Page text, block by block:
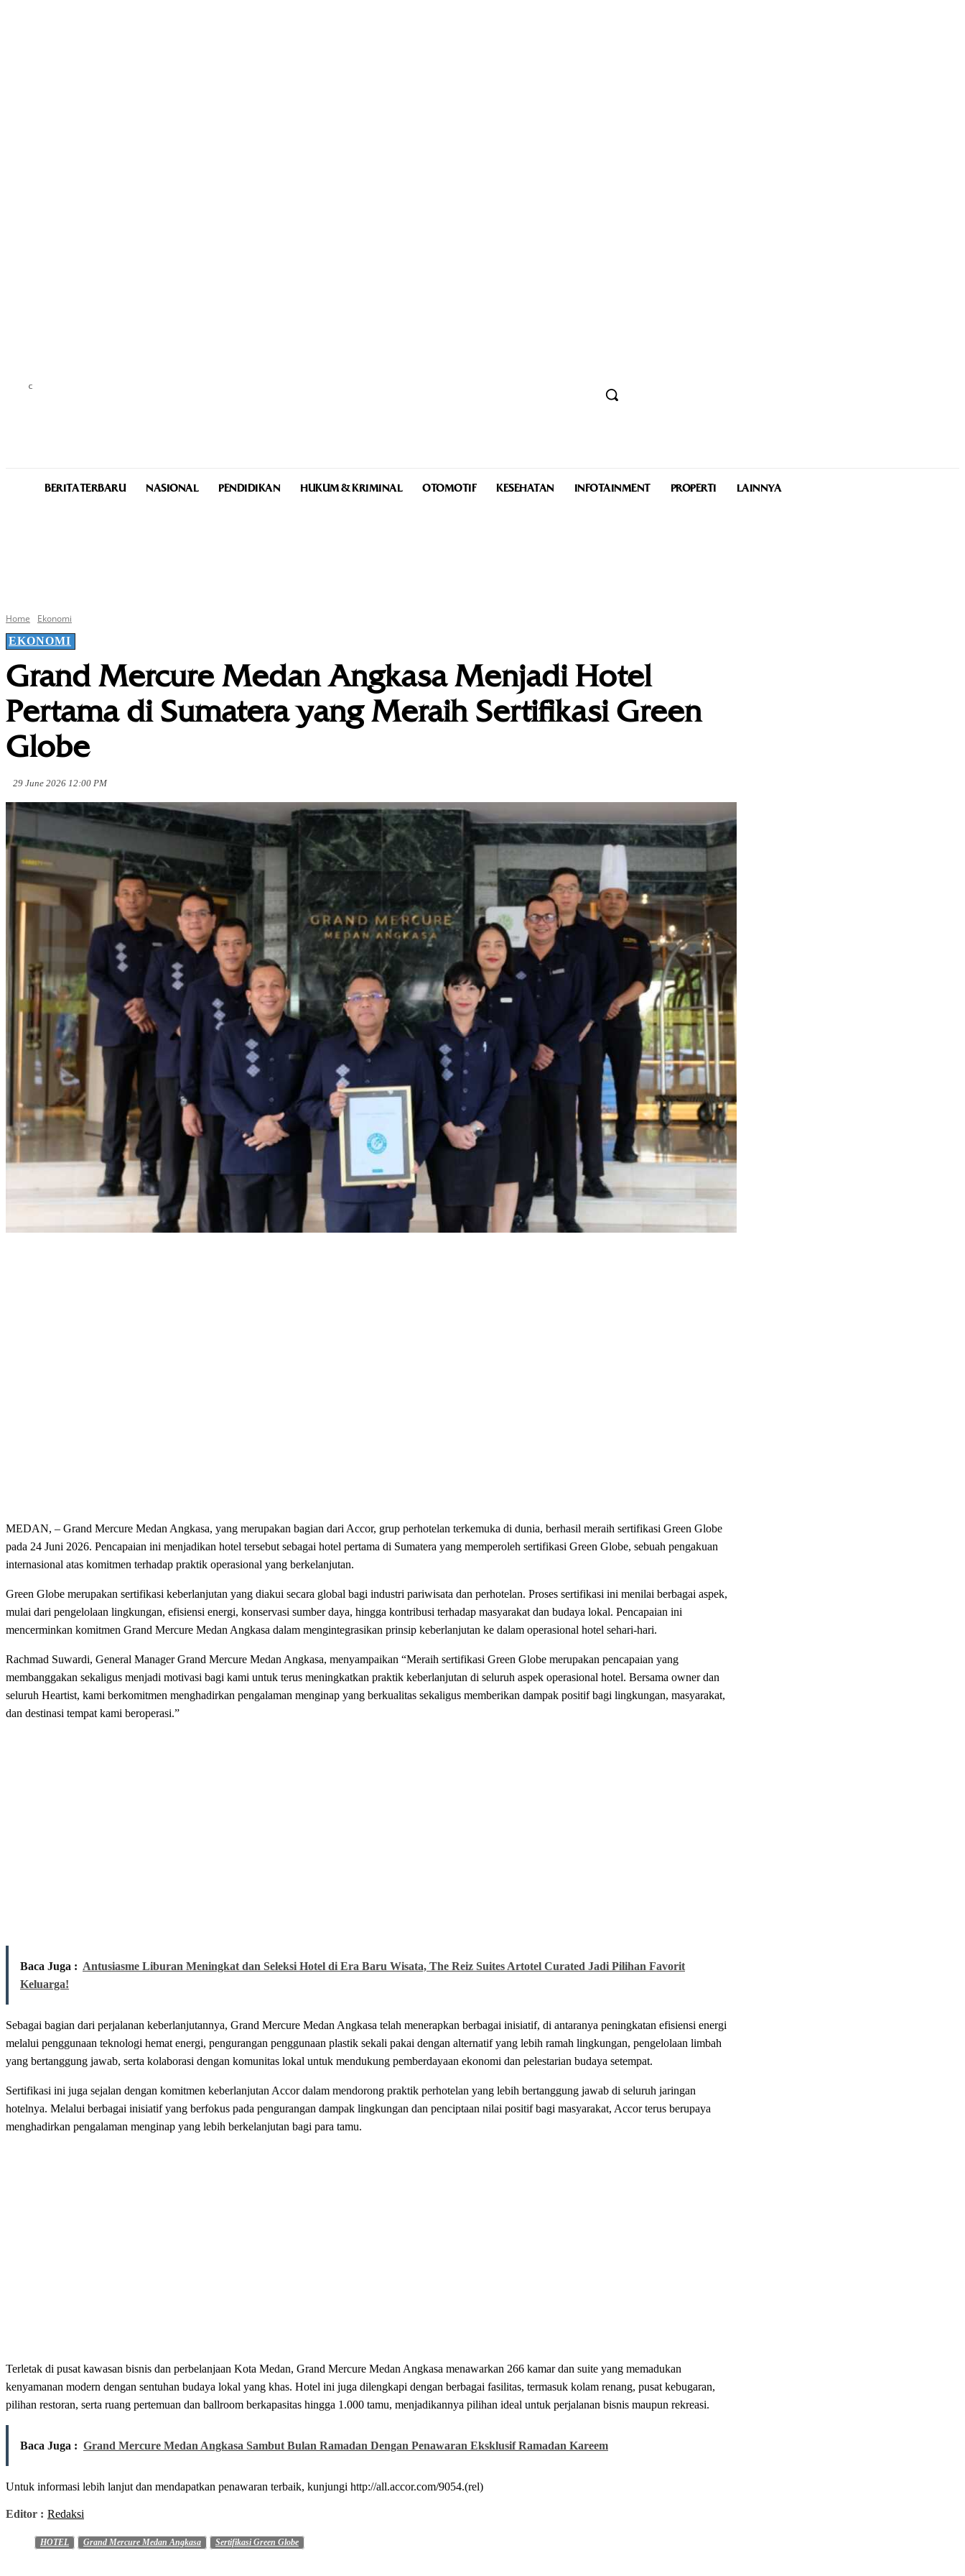
C
BERITA TERBARU NASIONAL PENDIDIKAN HUKUM & KRIMINAL OTOMOTIF KESEHATAN INFOTAINMENT PROPERTI LAINNYA
Home
Ekonomi
EKONOMI
Grand Mercure Medan Angkasa Menjadi Hotel
Pertama di Sumatera yang Meraih Sertifikasi Green
Globe
29 June 2026 12:00 PM
MEDAN, – Grand Mercure Medan Angkasa, yang merupakan bagian dari Accor, grup perhotelan terkemuka di dunia, berhasil meraih sertifikasi Green Globe
pada 24 Juni 2026. Pencapaian ini menjadikan hotel tersebut sebagai hotel pertama di Sumatera yang memperoleh sertifikasi Green Globe, sebuah pengakuan
internasional atas komitmen terhadap praktik operasional yang berkelanjutan.
Green Globe merupakan sertifikasi keberlanjutan yang diakui secara global bagi industri pariwisata dan perhotelan. Proses sertifikasi ini menilai berbagai aspek,
mulai dari pengelolaan lingkungan, efisiensi energi, konservasi sumber daya, hingga kontribusi terhadap masyarakat dan budaya lokal. Pencapaian ini
mencerminkan komitmen Grand Mercure Medan Angkasa dalam mengintegrasikan prinsip keberlanjutan ke dalam operasional hotel sehari-hari.
Rachmad Suwardi, General Manager Grand Mercure Medan Angkasa, menyampaikan “Meraih sertifikasi Green Globe merupakan pencapaian yang
membanggakan sekaligus menjadi motivasi bagi kami untuk terus meningkatkan praktik keberlanjutan di seluruh aspek operasional hotel. Bersama ownerdan
seluruh Heartist, kami berkomitmen menghadirkan pengalaman menginap yang berkualitas sekaligus memberikan dampak positifbagi lingkungan, masyarakat,
dan destinasi tempat kami beroperasi.”
Baca Juga : Antusiasme Liburan Meningkat dan Seleksi Hotel di Era Baru Wisata, The Reiz Suites Artotel Curated Jadi Pilihan Favorit
Keluarga!
Sebagai bagian dari perjalanan keberlanjutannya, Grand Mercure Medan Angkasa telah menerapkan berbagai inisiatif, di antaranya peningkatan efisiensi energi
melalui penggunaan teknologi hemat energi, pengurangan penggunaan plastik sekali pakai dengan alternatifyang lebih ramah lingkungan, pengelolaan limbah
yang bertanggung jawab, serta kolaborasi dengan komunitas lokal untuk mendukung pemberdayaan ekonomi dan pelestarian budaya setempat.
Sertifikasi ini juga sejalan dengan komitmen keberlanjutan Accor dalam mendorong praktik perhotelan yang lebih bertanggung jawab di seluruh jaringan
hotelnya. Melalui berbagai inisiatifyang berfokus pada pengurangan dampak lingkungan dan penciptaan nilai positifbagi masyarakat, Accorterus berupaya
menghadirkan pengalaman menginap yang lebih berkelanjutan bagi para tamu.
Terletak di pusat kawasan bisnis dan perbelanjaan Kota Medan, Grand Mercure Medan Angkasa menawarkan 266 kamardan suite yang memadukan
kenyamanan modern dengan sentuhan budaya lokal yang khas. Hotel ini juga dilengkapi dengan berbagai fasilitas, termasuk kolam renang, pusat kebugaran,
pilihan restoran, serta ruang pertemuan dan ballroom berkapasitas hingga 1.000 tamu, menjadikannya pilihan ideal untuk perjalanan bisnis maupun rekreasi.
Baca Juga : Grand Mercure Medan Angkasa Sambut Bulan Ramadan Dengan Penawaran Eksklusif Ramadan Kareem
Untuk informasi lebih lanjut dan mendapatkan penawaran terbaik, kunjungi http://all.accor.com/9054.(rel)
Editor : Redaksi
HOTEL Grand Mercure Medan Angkasa Sertifikasi Green Globe